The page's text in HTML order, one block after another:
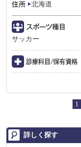
北海道
サッカー
1
詳しく探す